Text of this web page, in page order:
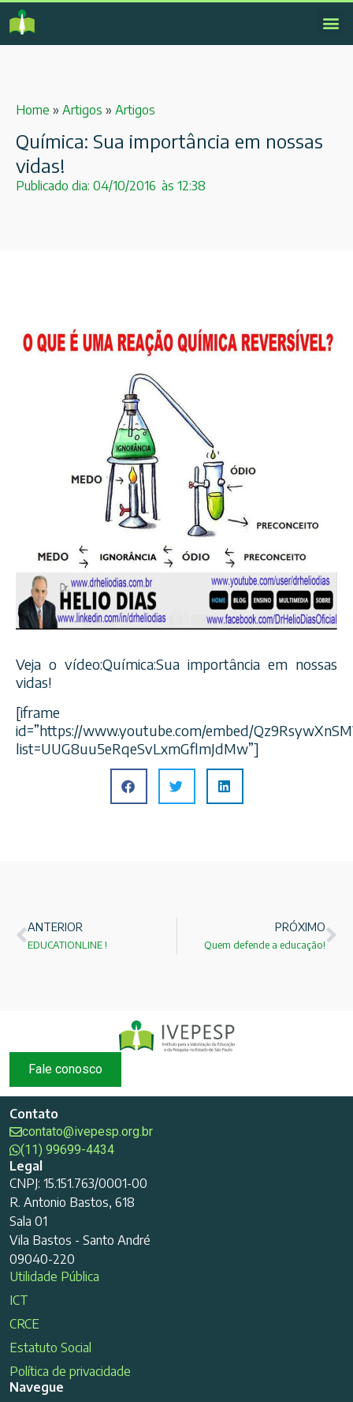
Home » Artigos » Artigos
Química: Sua importância em nossas
vidas!
Publicado dia: 04/10/2016 às 12:38
Veja o vídeo:Química:Sua importância em nossas
vidas!
[iframe
id=”https://www.youtube.com/embed/
list=UUG8uu5eRqeSvLxmGflmJdMw”]
ANTERIOR
EDUCATIONLINE !
PRÓXIMO
Quem defende a educação!
Fale conosco
Contato
contato@ivepesp.org.br
(11) 99699-4434
Legal
CNPJ: 15.151.763/0001-00
R. Antonio Bastos, 618
Sala 01
Vila Bastos - Santo André
09040-220
Utilidade Pública
ICT
CRCE
Estatuto Social
Política de privacidade
Navegue